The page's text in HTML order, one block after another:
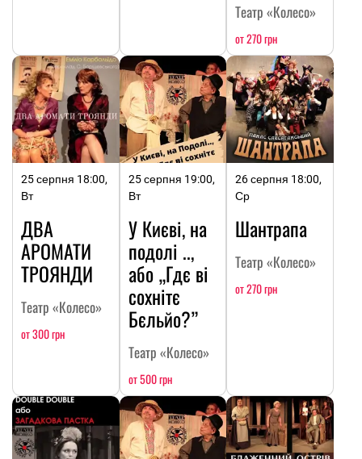
Театр «Колесо»
от 270 грн
25 серпня 18:00,
Вт
ДВА
АРОМАТИ
ТРОЯНДИ
Театр «Колесо»
от 300 грн
25 серпня 19:00,
Вт
У Києві, на
подолі ..,
або „Гдє ві
сохнітє
Бєльйо?”
Театр «Колесо»
от 500 грн
26 серпня 18:00,
Ср
Шантрапа
Театр «Колесо»
от 270 грн